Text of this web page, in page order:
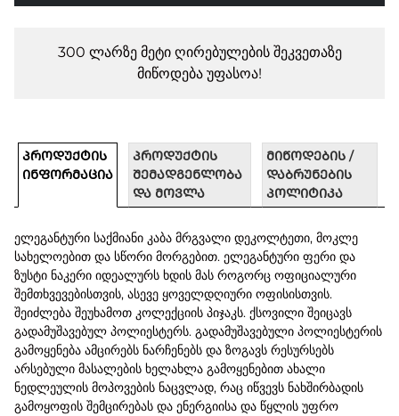
300 ლარზე მეტი ღირებულების შეკვეთაზე
მიწოდება უფასოა!
ᲞᲠᲝᲓᲣᲥᲢᲘᲡ
ᲘᲜᲤᲝᲠᲛᲐᲪᲘᲐ
ᲞᲠᲝᲓᲣᲥᲢᲘᲡ
ᲨᲔᲛᲐᲓᲒᲔᲜᲚᲝᲑᲐ
ᲓᲐ ᲛᲝᲕᲚᲐ
ᲛᲘᲬᲝᲓᲔᲑᲘᲡ /
ᲓᲐᲑᲠᲣᲜᲔᲑᲘᲡ
ᲞᲝᲚᲘᲢᲘᲙᲐ
ელეგანტური საქმიანი კაბა მრგვალი დეკოლტეთი, მოკლე
სახელოებით და სწორი მორგებით. ელეგანტური ფერი და
ზუსტი ნაკერი იდეალურს ხდის მას როგორც ოფიციალური
შემთხვევებისთვის, ასევე ყოველდღიური ოფისისთვის.
შეიძლება შეუხამოთ კოლექციის პიჯაკს. ქსოვილი შეიცავს
გადამუშავებულ პოლიესტერს. გადამუშავებული პოლიესტერის
გამოყენება ამცირებს ნარჩენებს და ზოგავს რესურსებს
არსებული მასალების ხელახლა გამოყენებით ახალი
ნედლეულის მოპოვების ნაცვლად, რაც იწვევს ნახშირბადის
გამოყოფის შემცირებას და ენერგიისა და წყლის უფრო